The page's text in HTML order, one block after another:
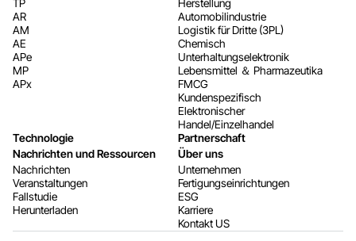
TP
AR
AM
AE
APe
MP
APx
Herstellung
Automobilindustrie
Logistik für Dritte (3PL)
Chemisch
Unterhaltungselektronik
Lebensmittel ＆ Pharmazeutika
FMCG
Kundenspezifisch
Elektronischer
Handel/Einzelhandel
Technologie
Partnerschaft
Nachrichten und Ressourcen
Nachrichten
Veranstaltungen
Fallstudie
Herunterladen
Über uns
Unternehmen
Fertigungseinrichtungen
ESG
Karriere
Kontakt US